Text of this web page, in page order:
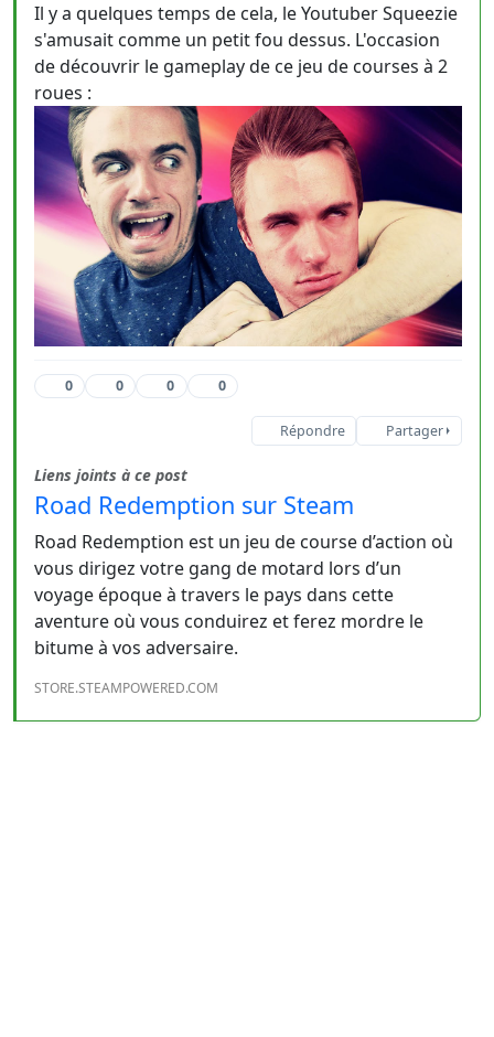
Il y a quelques temps de cela, le Youtuber Squeezie
s'amusait comme un petit fou dessus. L'occasion
de découvrir le gameplay de ce jeu de courses à 2
roues :
0 0 0 0
Répondre Partager
Liens joints à ce post
Road Redemption sur Steam
Road Redemption est un jeu de course d’action où
vous dirigez votre gang de motard lors d’un
voyage époque à travers le pays dans cette
aventure où vous conduirez et ferez mordre le
bitume à vos adversaire.
STORE.STEAMPOWERED.COM